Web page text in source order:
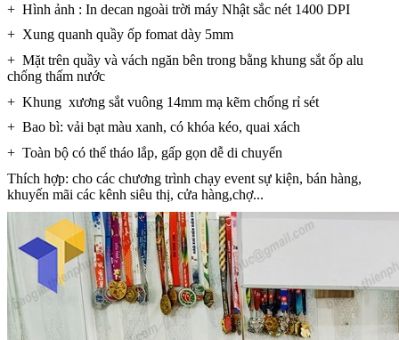
+ Hình ảnh : In decan ngoài trời máy Nhật sắc nét 1400 DPI
+ Xung quanh quầy ốp fomat dày 5mm
+ Mặt trên quầy và vách ngăn bên trong bằng khung sắt ốp alu
chống thấm nước
+ Khung xương sắt vuông 14mm mạ kẽm chống rỉ sét
+ Bao bì: vải bạt màu xanh, có khóa kéo, quai xách
+ Toàn bộ có thể tháo lắp, gấp gọn dễ di chuyển
Thích hợp: cho các chương trình chạy event sự kiện, bán hàng,
khuyến mãi các kênh siêu thị, cửa hàng,chợ...